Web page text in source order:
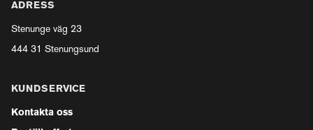
ADRESS
Stenunge väg 23
444 31 Stenungsund
KUNDSERVICE
Kontakta oss